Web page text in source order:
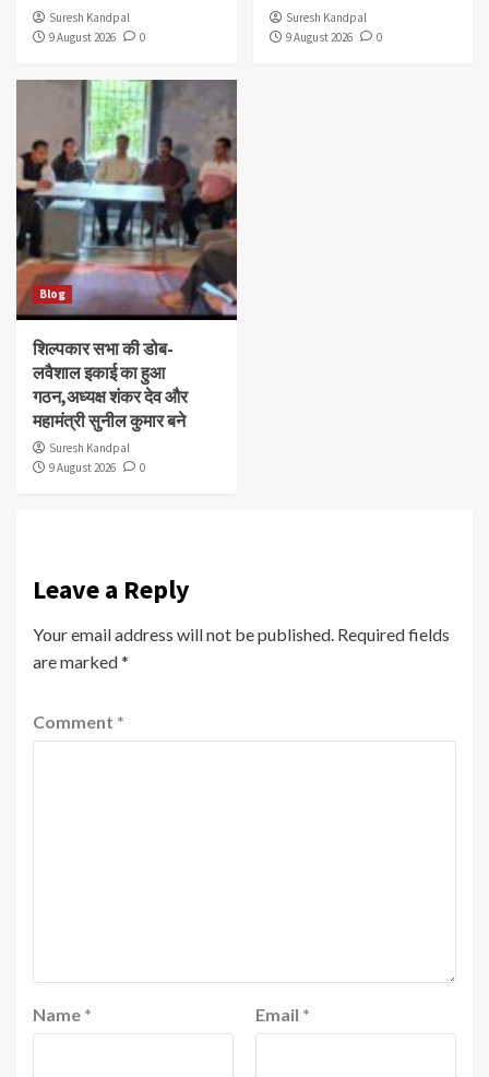
Suresh Kandpal
9 August 2026
0
Suresh Kandpal
9 August 2026
0
Blog
शिल्पकार सभा की डोब-
लवैशाल इकाई का हुआ
गठन,अध्यक्ष शंकर देव और
महामंत्री सुनील कुमार बने
Suresh Kandpal
9 August 2026
0
Leave a Reply
Your email address will not be published. Required fields
are marked*
Comment *
Name * Email *